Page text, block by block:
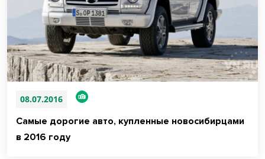
08.07.2016
Самые дорогие авто, купленные новосибирцами
в 2016 году